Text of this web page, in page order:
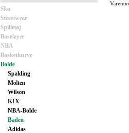
Sko
Streetwear
Spilletøj
Baselayer
NBA
Basketkurve
Bolde
Spalding
Molten
Wilson
K1X
NBA-Bolde
Baden
Adidas